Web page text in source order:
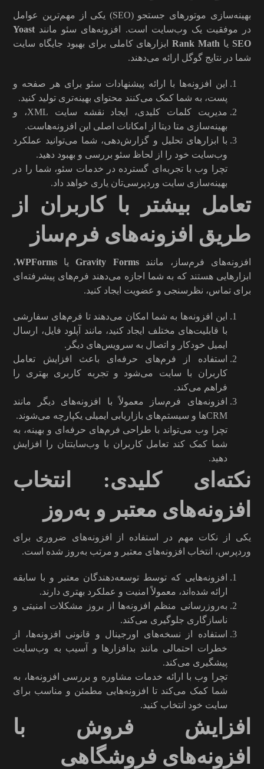
بهینه‌سازی موتورهای جستجو (SEO) یکی از مهم‌ترین عوامل
در موفقیت یک وب‌سایت است. افزونه‌های سئو مانند Yoast
SEO یا Rank Mathابزارهای کاملی برای بهبود جایگاه سایت
شما در نتایج گوگل ارائه می‌دهند.
این افزونه‌ها با ارائه پیشنهادات سئو برای هر صفحه و
پست، به شما کمک می‌کنند محتوای بهینه‌تری تولید کنید.
مدیریت کلمات کلیدی، ایجاد نقشه سایت XML، و
بهینه‌سازی متا دیتا از امکانات اصلی این افزونه‌هاست.
با ابزارهای تحلیل و گزارش‌دهی، شما می‌توانید عملکرد
وب‌سایت خود را از لحاظ سئو بررسی و بهبود دهید.
تچرا وب با تجربه‌ای گسترده در خدمات سئو، شما را در
بهینه‌سازی سایت وردپرسی‌تان یاری خواهد داد.
تعامل بیشتر با کاربران از
طریق افزونه‌های فرم‌ساز
افزونه‌های فرم‌ساز، مانندGravity Formsیا WPForms،
ابزارهایی هستند که به شما اجازه می‌دهند فرم‌های پیشرفته‌ای
برای تماس، نظرسنجی و عضویت ایجاد کنید.
این افزونه‌ها به شما امکان می‌دهند تا فرم‌های سفارشی
با قابلیت‌های مختلف ایجاد کنید، مانند آپلود فایل، ارسال
ایمیل خودکار و اتصال به سرویس‌های دیگر.
استفاده از فرم‌های حرفه‌ای باعث افزایش تعامل
کاربران با سایت می‌شود و تجربه کاربری بهتری را
فراهم می‌کند.
افزونه‌های فرم‌ساز معمولاً با افزونه‌های دیگر مانند
CRM‌ها و سیستم‌های بازاریابی ایمیلی یکپارچه می‌شوند.
تچرا وب می‌تواند با طراحی فرم‌های حرفه‌ای و بهینه، به
شما کمک کند تعامل کاربران با وب‌سایتتان را افزایش
دهید.
نکته‌ای کلیدی: انتخاب
افزونه‌های معتبر و به‌روز
یکی از نکات مهم در استفاده از افزونه‌های ضروری برای
وردپرس، انتخاب افزونه‌های معتبر و مرتب به‌روز شده است.
افزونه‌هایی که توسط توسعه‌دهندگان معتبر و با سابقه
ارائه شده‌اند، معمولاً امنیت و عملکرد بهتری دارند.
به‌روزرسانی منظم افزونه‌ها از بروز مشکلات امنیتی و
ناسازگاری جلوگیری می‌کند.
استفاده از نسخه‌های اورجینال و قانونی افزونه‌ها، از
خطرات احتمالی مانند بدافزارها و آسیب به وب‌سایت
پیشگیری می‌کند.
تچرا وب با ارائه خدمات مشاوره و بررسی افزونه‌ها، به
شما کمک می‌کند تا افزونه‌هایی مطمئن و مناسب برای
سایت خود انتخاب کنید.
افزایش فروش با
افزونه‌های فروشگاهی